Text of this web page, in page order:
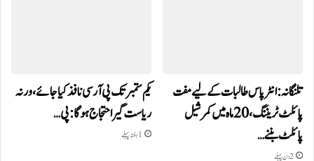
تلنگانہ: انٹر پاس طالبات کے لیے مفت
پائلٹ ٹریننگ، 20 ماہ میں کمرشیل
پائلٹ بننے…
2 دن پہلے
یکم ستمبر تک پی آر سی نافذ کیا جائے، ورنہ
ریاست گیر احتجاج ہوگا: پی…
1 ہفتہ پہلے